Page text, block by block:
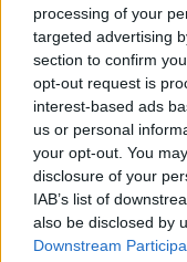
processing of your
targeted advertising
section to confirm
opt-out request is
interest-based ads
us or personal
your opt-out. You
disclosure of your
IAB’s list of
also be disclosed by
Downstream
Festivalio
kviečia visus
Jazz“ pasus,
koncertus bei
Susiję